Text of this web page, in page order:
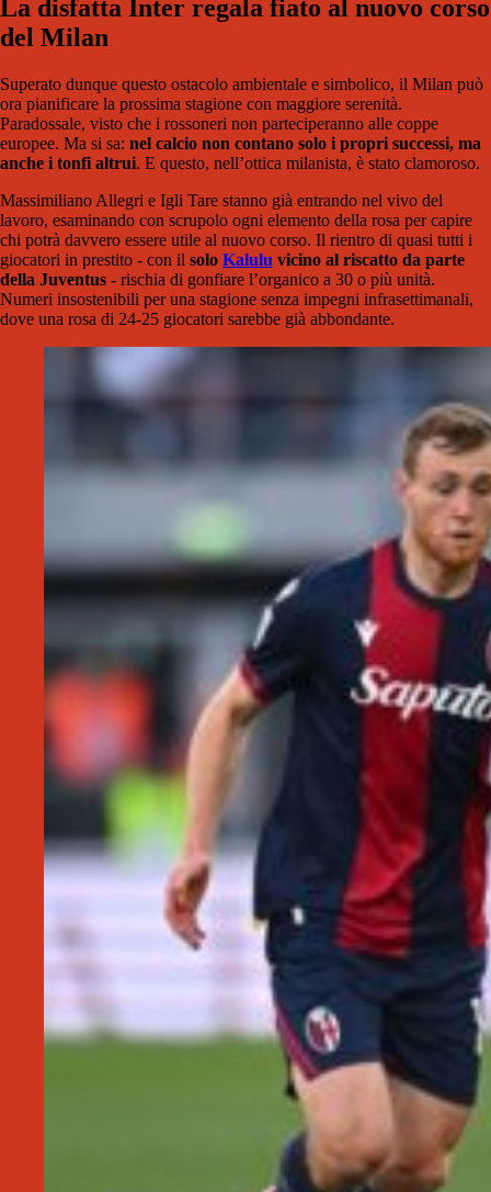
La disfatta Inter regala fiato al nuovo corso
del Milan
Superato dunque questo ostacolo ambientale e simbolico, il Milan può
ora pianificare la prossima stagione con maggiore serenità.
Paradossale, visto che i rossoneri non parteciperanno alle coppe
europee. Ma si sa: nel calcio non contano solo i propri successi, ma
anche i tonfi altrui. E questo, nell’ottica milanista, è stato clamoroso.
Massimiliano Allegri e Igli Tare stanno già entrando nel vivo del
lavoro, esaminando con scrupolo ogni elemento della rosa per capire
chi potrà davvero essere utile al nuovo corso. Il rientro di quasi tutti i
giocatori in prestito - con il solo Kalulu vicino al riscatto da parte
della Juventus - rischia di gonfiare l’organico a 30 o più unità.
Numeri insostenibili per una stagione senza impegni infrasettimanali,
dove una rosa di 24-25 giocatori sarebbe già abbondante.